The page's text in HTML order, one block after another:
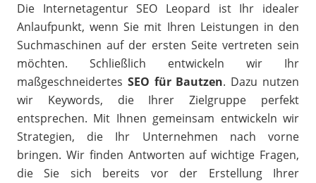
Die Internetagentur SEO Leopard ist Ihr idealer
Anlaufpunkt, wenn Sie mit Ihren Leistungen in den
Suchmaschinen auf der ersten Seite vertreten sein
möchten. Schließlich entwickeln wir Ihr
maßgeschneidertes SEO für Bautzen. Dazu nutzen
wir Keywords, die Ihrer Zielgruppe perfekt
entsprechen. Mit Ihnen gemeinsam entwickeln wir
Strategien, die Ihr Unternehmen nach vorne
bringen. Wir finden Antworten auf wichtige Fragen,
die Sie sich bereits vor der Erstellung Ihrer